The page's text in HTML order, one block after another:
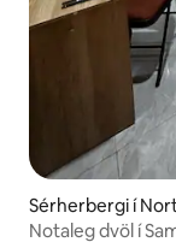
Sérherbergi í
Notaleg dvöl í